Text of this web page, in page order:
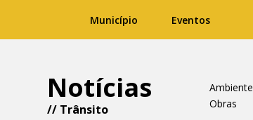
Município Eventos
Notícias
// Trânsito
Ambiente
Obras